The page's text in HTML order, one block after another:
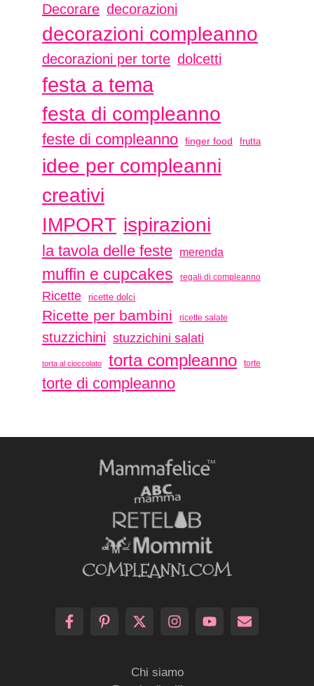
Decorare decorazioni
decorazioni compleanno
decorazioni per torte dolcetti
festa a tema
festa di compleanno
feste di compleanno finger food frutta
idee per compleanni
creativi
IMPORT ispirazioni
la tavola delle feste merenda
muffin e cupcakes regali di compleanno
Ricette ricette dolci
Ricette per bambini ricette salate
stuzzichini stuzzichini salati
torta al cioccolato torta compleanno torte
torte di compleanno
Chi siamo